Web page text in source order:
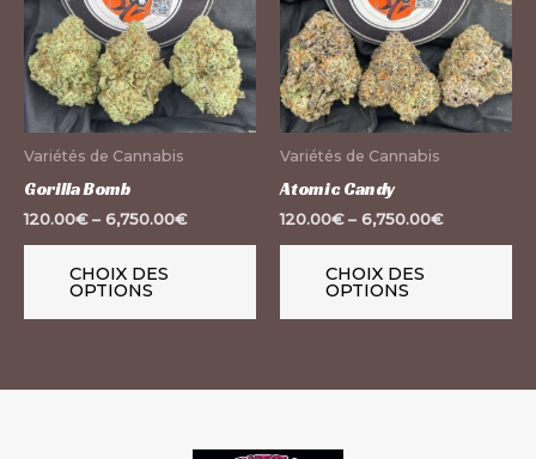
Variétés de Cannabis
Gorilla Bomb
120.00€– 6,750.00€
CHOIX DES
OPTIONS
plusieurs
variations.
Les
options
Variétés de Cannabis
Atomic Candy
120.00€– 6,750.00€
CHOIX DES
OPTIONS